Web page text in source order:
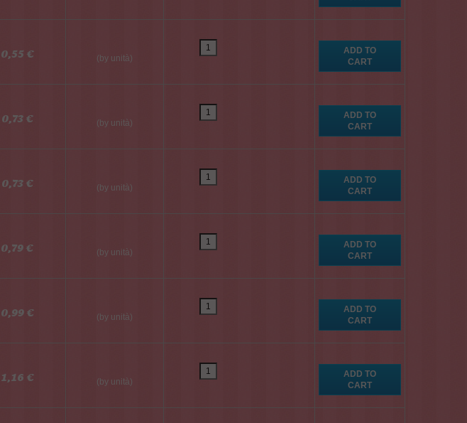
0,55 € (by unità)
0,73 € (by unità)
0,73 € (by unità)
0,79 € (by unità)
0,99 € (by unità)
1,16 € (by unità)